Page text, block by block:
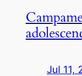
Jul 11,